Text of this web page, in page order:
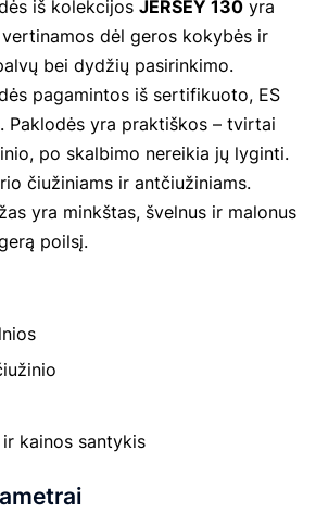
iš kolekcijos JERSEY 130 yra
dėl geros kokybės ir
bei dydžių pasirinkimo.
pagamintos iš sertifikuoto, ES
Paklodės yra praktiškos – tvirtai
po skalbimo nereikia jų lyginti.
čiužiniams ir antčiužiniams.
yra minkštas, švelnus ir malonus
poilsį.
kainos santykis